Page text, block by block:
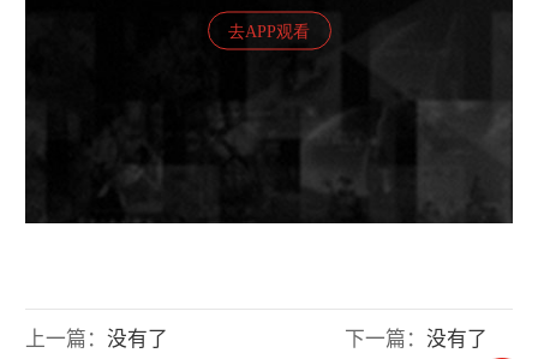
上一篇： 没有了 下一篇： 没有了